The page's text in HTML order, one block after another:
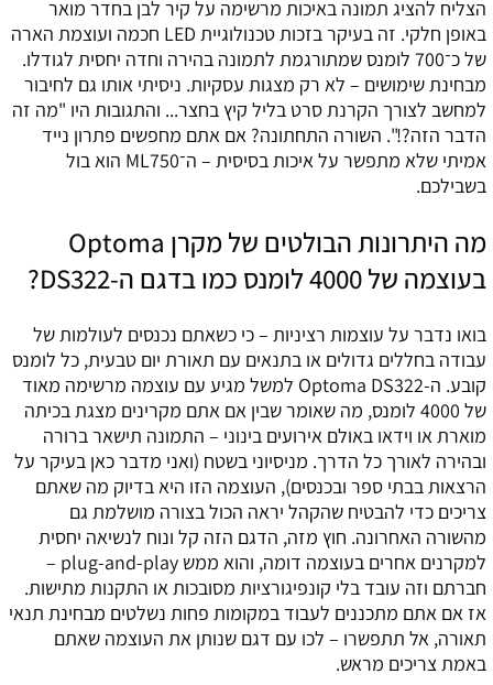
הצליח להציג תמונה באיכות מרשימה על קיר לבן בחדר מואר
באופן חלקי. זה בעיקר בזכות טכנולוגיית LED חכמה ועוצמת הארה
של כ־700 לומנס שמתורגמת לתמונה בהירה וחדה יחסית לגודלו.
מבחינת שימושים – לא רק מצגות עסקיות. ניסיתי אותו גם לחיבור
למחשב לצורך הקרנת סרט בליל קיץ בחצר... והתגובות היו "מה זה
הדבר הזה?!". השורה התחתונה? אם אתם מחפשים פתרון נייד
אמיתי שלא מתפשר על איכות בסיסית – ה־ML750 הוא בול
בשבילכם.
מה היתרונות הבולטים של מקרן Optoma
בעוצמה של 4000 לומנס כמו בדגם ה-DS322?
בואו נדבר על עוצמות רציניות – כי כשאתם נכנסים לעולמות של
עבודה בחללים גדולים או בתנאים עם תאורת יום טבעית, כל לומנס
קובע. ה-Optoma DS322 למשל מגיע עם עוצמה מרשימה מאוד
של 4000 לומנס, מה שאומר שבין אם אתם מקרינים מצגת בכיתה
מוארת או וידאו באולם אירועים בינוני – התמונה תישאר ברורה
ובהירה לאורך כל הדרך. מניסיוני בשטח (ואני מדבר כאן בעיקר על
הרצאות בבתי ספר ובכנסים), העוצמה הזו היא בדיוק מה שאתם
צריכים כדי להבטיח שהקהל יראה הכול בצורה מושלמת גם
מהשורה האחרונה. חוץ מזה, הדגם הזה קל ונוח לנשיאה יחסית
למקרנים אחרים בעוצמה דומה, והוא ממש plug-and-play –
חברתם וזה עובד בלי קונפיגורציות מסובכות או התקנות מתישות.
אז אם אתם מתכננים לעבוד במקומות פחות נשלטים מבחינת תנאי
תאורה, אל תתפשרו – לכו עם דגם שנותן את העוצמה שאתם
באמת צריכים מראש.